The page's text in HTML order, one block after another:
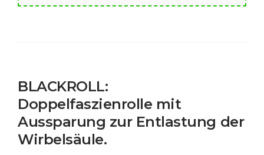
BLACKROLL:
Doppelfaszienrolle mit
Aussparung zur Entlastung der
Wirbelsäule.